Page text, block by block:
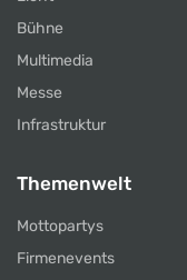
Bühne
Multimedia
Messe
Infrastruktur
Themenwelt
Mottopartys
Firmenevents